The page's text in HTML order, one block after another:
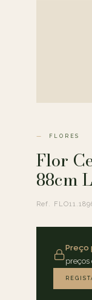
FLORES
Flor
88cm
Ref.
Preço
preços